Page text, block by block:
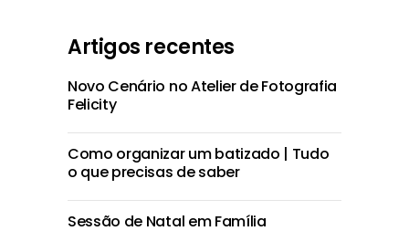
Artigos recentes
Novo Cenário no Atelier de Fotografia
Felicity
Como organizar um batizado | Tudo
o que precisas de saber
Sessão de Natal em Família